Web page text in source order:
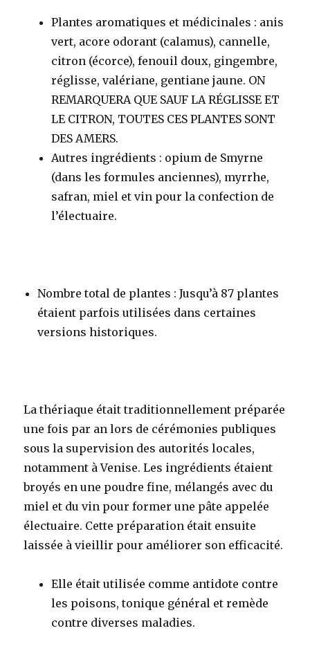
Plantes aromatiques et médicinales : anis
vert, acore odorant (calamus), cannelle,
citron (écorce), fenouil doux, gingembre,
réglisse, valériane, gentiane jaune. ON
REMARQUERA QUE SAUF LA RÉGLISSE ET
LE CITRON, TOUTES CES PLANTES SONT
DES AMERS.
Autres ingrédients : opium de Smyrne
(dans les formules anciennes), myrrhe,
safran, miel et vin pour la confection de
l’électuaire.
Nombre total de plantes : Jusqu’à 87 plantes
étaient parfois utilisées dans certaines
versions historiques.
La thériaque était traditionnellement préparée
une fois par an lors de cérémonies publiques
sous la supervision des autorités locales,
notamment à Venise. Les ingrédients étaient
broyés en une poudre fine, mélangés avec du
miel et du vin pour former une pâte appelée
électuaire. Cette préparation était ensuite
laissée à vieillir pour améliorer son efficacité.
Elle était utilisée comme antidote contre
les poisons, tonique général et remède
contre diverses maladies.